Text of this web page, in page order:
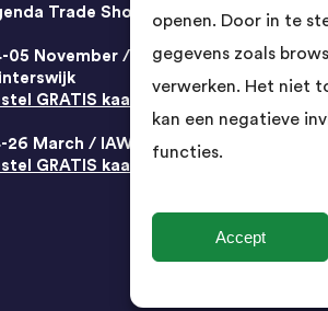
openen. Door in te
gegevens zoals
verwerken. Het niet
kan een negatieve
functies.
Accept
Trade Shows
05 November / SVG FAIR
GRATIS kaarten
26 March / IAW Trade Fair - Cologne
GRATIS kaarten